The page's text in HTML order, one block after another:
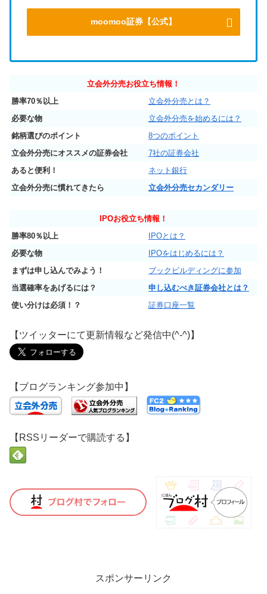
moomoo証券【公式】
立会外分売お役立ち情報！
勝率70％以上
立会外分売とは？
必要な物
立会外分売を始めるには？
銘柄選びのポイント
8つのポイント
立会外分売にオススメの証券会社
7社の証券会社
あると便利！
ネット銀行
立会外分売に慣れてきたら
立会外分売セカンダリー
IPOお役立ち情報！
勝率80％以上
IPOとは？
必要な物
IPOをはじめるには？
まずは申し込んでみよう！
ブックビルディングに参加
当選確率をあげるには？
申し込むべき証券会社とは？
使い分けは必須！？
証券口座一覧
【ツイッターにて更新情報など発信中(^-^)】
【ブログランキング参加中】
【RSSリーダーで購読する】
スポンサーリンク